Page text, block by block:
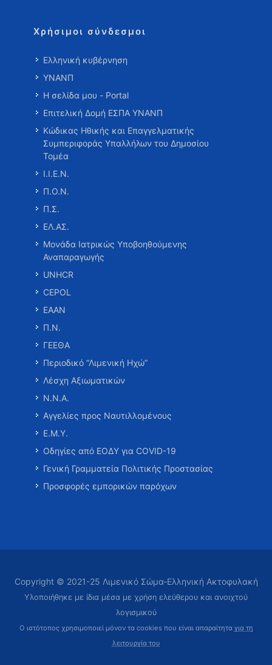
Χρήσιμοι σύνδεσμοι
Ελληνική κυβέρνηση
ΥΝΑΝΠ
Η σελίδα μου - Portal
Επιτελική Δομή ΕΣΠΑ ΥΝΑΝΠ
Κώδικας Ηθικής και Επαγγελματικής
Συμπεριφοράς Υπαλλήλων του Δημοσίου
Τομέα
Ι.Ι.Ε.Ν.
Π.Ο.Ν.
Π.Σ.
ΕΛ.ΑΣ.
Μονάδα Ιατρικώς Υποβοηθούμενης
Αναπαραγωγής
UNHCR
CEPOL
ΕΑΑΝ
Π.Ν.
ΓΕΕΘΑ
Περιοδικό “Λιμενική Ηχώ”
Λέσχη Αξιωματικών
Ν.Ν.Α.
Αγγελίες προς Ναυτιλλομένους
Ε.Μ.Υ.
Οδηγίες από ΕΟΔΥ για COVID-19
Γενική Γραμματεία Πολιτικής Προστασίας
Προσφορές εμπορικών παρόχων
Copyright © 2021-25 Λιμενικό Σώμα-Ελληνική Ακτοφυλακή
Υλοποιήθηκε με ίδια μέσα με χρήση ελεύθερου και ανοιχτού
λογισμικού
Ο ιστότοπος χρησιμοποιεί μόνον τα cookies που είναι απαραίτητα για τη
λειτουργία του